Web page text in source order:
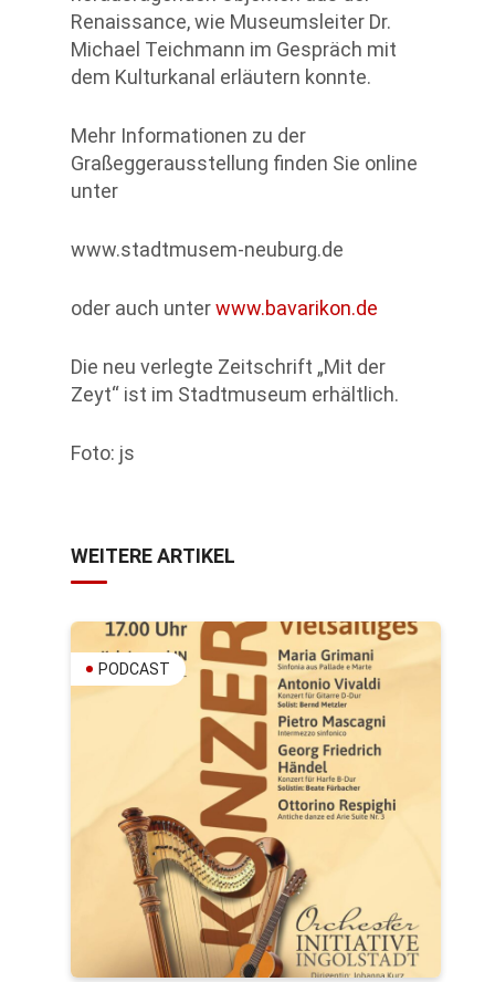
Renaissance, wie Museumsleiter Dr.
Michael Teichmann im Gespräch mit
dem Kulturkanal erläutern konnte.
Mehr Informationen zu der
Graßeggerausstellung finden Sie online
unter
www.stadtmusem-neuburg.de
oder auch unterwww.bavarikon.de
Die neu verlegte Zeitschrift „Mit der
Zeyt“ ist im Stadtmuseum erhältlich.
Foto: js
WEITERE ARTIKEL
PODCAST